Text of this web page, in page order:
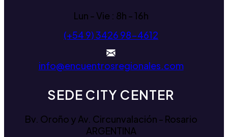
Lun - Vie : 8h - 16h
(+54 9) 3426 98-4612
info@encuentrosregionales.com
SEDE CITY CENTER
Bv. Oroño y Av. Circunvalación - Rosario
ARGENTINA